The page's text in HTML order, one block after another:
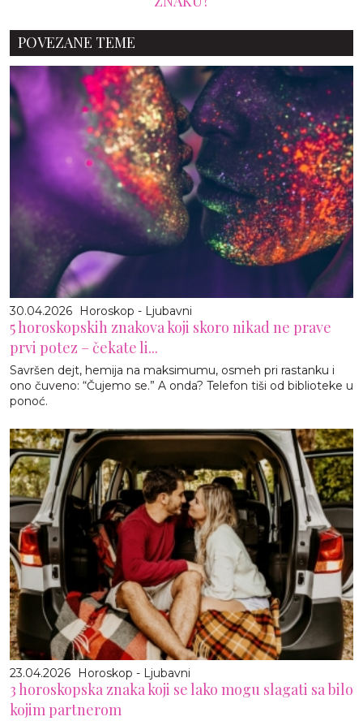
POVEZANE TEME
30.04.2026 Horoskop - Ljubavni
5 horoskopskih znakova koji skoro nikad ne prave
prvi potez – čekate li...
Savršen dejt, hemija na maksimumu, osmeh pri rastanku i
ono čuveno: “Čujemo se.” A onda? Telefon tiši od biblioteke u
ponoć.
23.04.2026 Horoskop - Ljubavni
3 horoskopska znaka koji se lako mogu slagati sa bilo
kojim partnerom